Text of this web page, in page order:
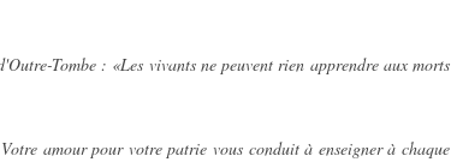
Tombe : «Les vivants ne peuvent rien apprendre aux morts
amour pour votre patrie vous conduit à enseigner à chaque